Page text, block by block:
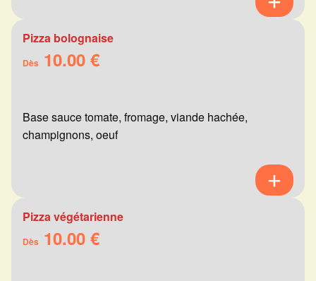
Pizza bolognaise
Dès 10.00 €
Base sauce tomate, fromage, viande hachée,
champignons, oeuf
Pizza végétarienne
Dès 10.00 €